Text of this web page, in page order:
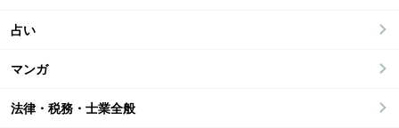
占い
マンガ
法律・税務・士業全般